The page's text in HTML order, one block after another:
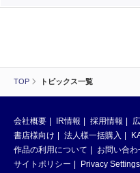
TOP トピックス一覧
会社概要 IR情報 採用情報
書店様向け
法人様一括購入
作品の利用について
お問い合わ
サイトポリシー
Privacy Settings